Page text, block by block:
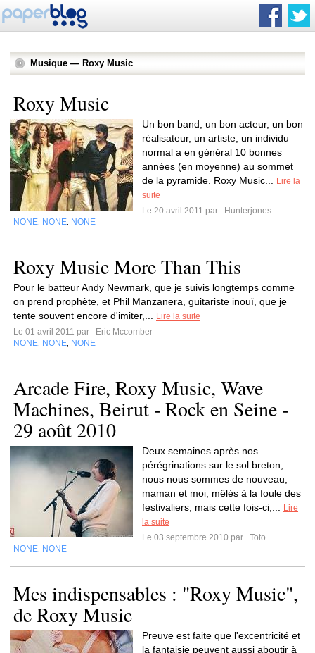
Musique — Roxy Music
Roxy Music
Un bon band, un bon acteur, un bon
réalisateur, un artiste, un individu
normal a en général 10 bonnes
années (en moyenne) au sommet
de la pyramide. Roxy Music...
Lire la
suite
Le 20 avril 2011 par
Hunterjones
NONE NONE NONE
Roxy Music More Than This
Pour le batteur Andy Newmark, que je suivis longtemps comme
on prend prophète, et Phil Manzanera, guitariste inouï, que je
tente souvent encore d'imiter,...
Lire la suite
Le 01 avril 2011 par
Eric Mccomber
NONE NONE NONE
Arcade Fire, Roxy Music, Wave
Machines, Beirut - Rock en Seine -
29 août 2010
Deux semaines après nos
pérégrinations sur le sol breton,
nous nous sommes de nouveau,
maman et moi, mêlés à la foule des
festivaliers, mais cette fois-ci,...
Lire
la suite
Le 03 septembre 2010 par
Toto
NONE NONE
Mes indispensables : "Roxy Music",
de Roxy Music
Preuve est faite que l'excentricité et
la fantaisie peuvent aussi aboutir à